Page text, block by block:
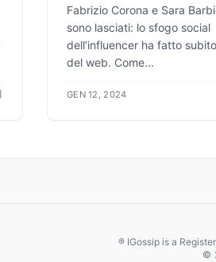
Fabrizio Corona e Sara
sono lasciati: lo sfogo social
dell’influencer ha fatto
del web. Come...
GEN 12, 2024
® IGossip is a
©